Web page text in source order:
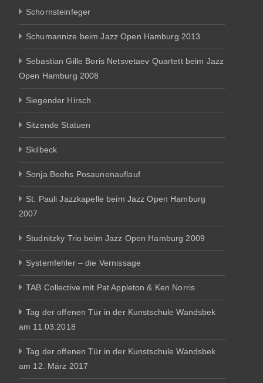
Schornsteinfeger
Schumannize beim Jazz Open Hamburg 2013
Sebastian Gille Boris Netsvetaev Quartett beim Jazz
Open Hamburg 2008
Siegender Hirsch
Sitzende Statuen
Skilbeck
Sonja Beehs Posaunenauflauf
St. Pauli Jazzkapelle beim Jazz Open Hamburg
2007
Studnitzky Trio beim Jazz Open Hamburg 2009
Systemfehler – die Vernissage
TAB Collective mit Pat Appleton & Ken Norris
Tag der offenen Tür in der Kunstschule Wandsbek
am 11.03.2018
Tag der offenen Tür in der Kunstschule Wandsbek
am 12. März 2017